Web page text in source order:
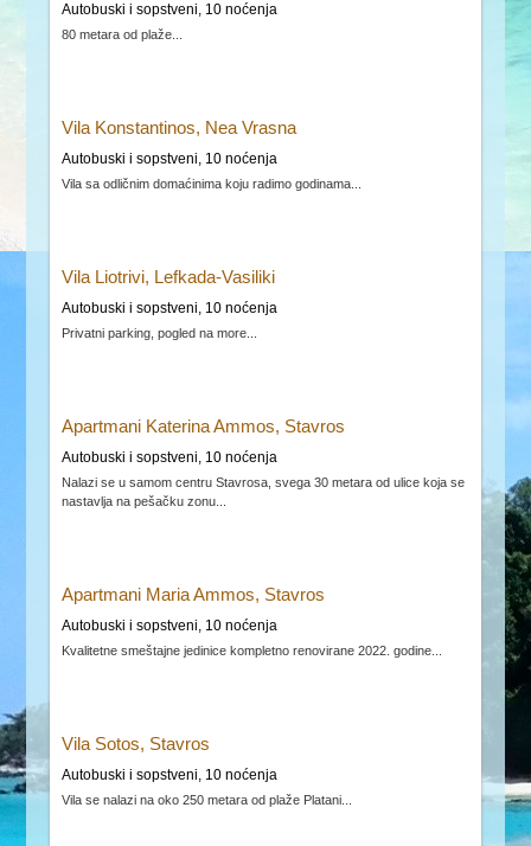
Autobuski i sopstveni, 10 noćenja
80 metara od plaže...
Vila Konstantinos, Nea Vrasna
Autobuski i sopstveni, 10 noćenja
Vila sa odličnim domaćinima koju radimo godinama...
Vila Liotrivi, Lefkada-Vasiliki
Autobuski i sopstveni, 10 noćenja
Privatni parking, pogled na more...
Apartmani Katerina Ammos, Stavros
Autobuski i sopstveni, 10 noćenja
Nalazi se u samom centru Stavrosa, svega 30 metara od ulice koja se
nastavlja na pešačku zonu...
Apartmani Maria Ammos, Stavros
Autobuski i sopstveni, 10 noćenja
Kvalitetne smeštajne jedinice kompletno renovirane 2022. godine...
Vila Sotos, Stavros
Autobuski i sopstveni, 10 noćenja
Vila se nalazi na oko 250 metara od plaže Platani...